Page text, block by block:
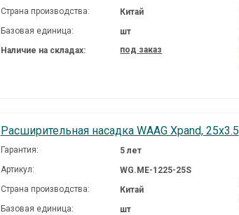
Страна производства:
Китай
Базовая единица:
шт
Наличие на складах:
под заказ
Расширительная насадка WAAG Xpand, 25x3.5
Гарантия:
5 лет
Артикул:
WG.ME-1225-25S
Страна производства:
Китай
Базовая единица:
шт